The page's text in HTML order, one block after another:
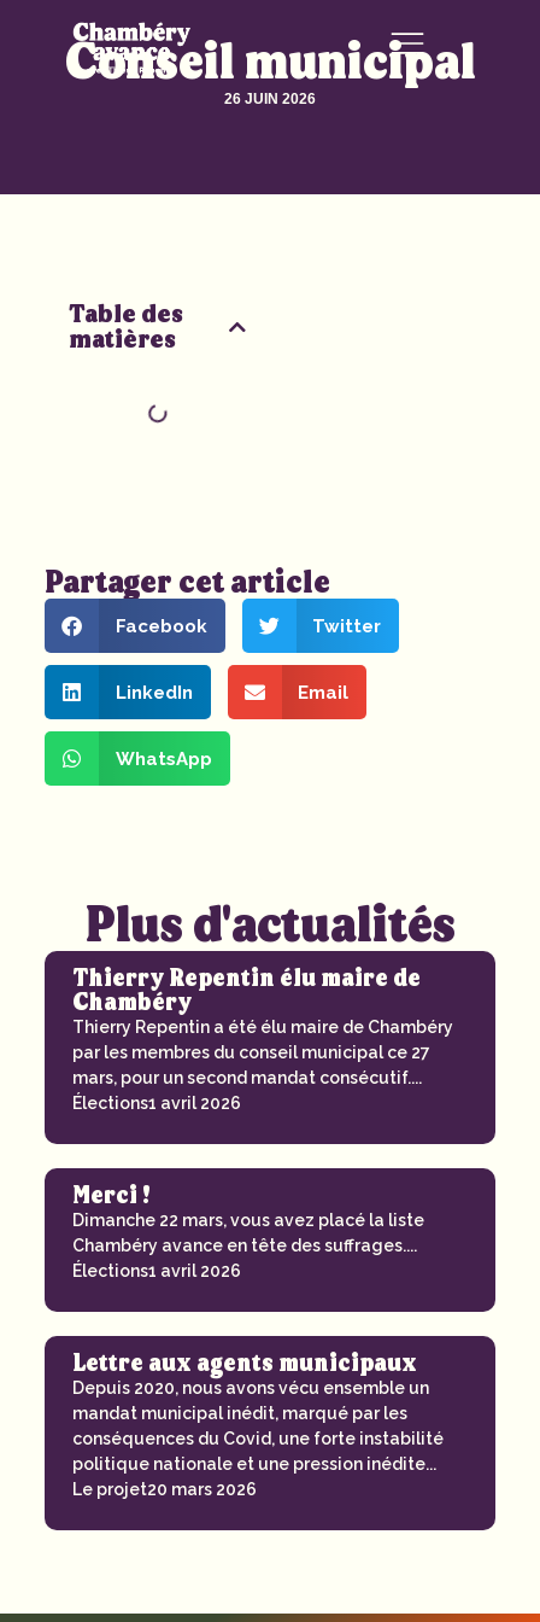
Conseil municipal
26 JUIN 2026
Table des
matières
Partager cet article
Facebook Twitter
LinkedIn Email
WhatsApp
Plus d'actualités
Thierry Repentin élu maire de
Chambéry
Thierry Repentin a été élu maire de Chambéry
par les membres du conseil municipal ce 27
mars, pour un second mandat consécutif....
Élections1 avril 2026
Merci !
Dimanche 22 mars, vous avez placé la liste
Chambéry avance en tête des suffrages....
Élections1 avril 2026
Lettre aux agents municipaux
Depuis 2020, nous avons vécu ensemble un
mandat municipal inédit, marqué par les
conséquences du Covid, une forte instabilité
politique nationale et une pression inédite...
Le projet20 mars 2026